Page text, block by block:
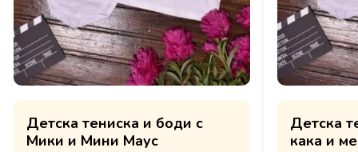
Детска тениска и боди с
Мики и Мини Маус
Детска
кака и